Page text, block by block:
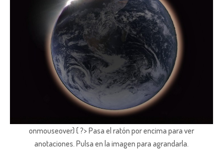
onmouseover) { ?> Pasa el ratón por encima para ver
anotaciones. Pulsa en la imagen para agrandarla.